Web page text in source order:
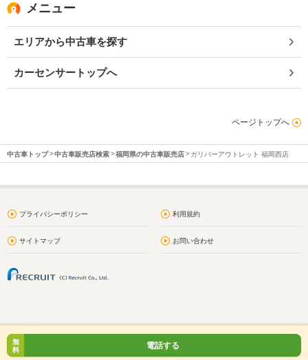
メニュー
エリアから中古車を探す
カーセンサートップへ
ページトップへ
中古車トップ 中古車販売店検索 福岡県の中古車販売店 ガリバーアウトレット 福岡西店
プライバシーポリシー 利用規約
サイトマップ お問い合わせ
無
料
電話する